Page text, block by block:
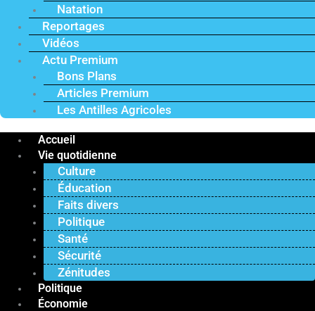
Natation
Reportages
Vidéos
Actu Premium
Bons Plans
Articles Premium
Les Antilles Agricoles
Accueil
Vie quotidienne
Culture
Éducation
Faits divers
Politique
Santé
Sécurité
Zénitudes
Politique
Économie